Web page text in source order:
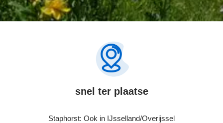
snel ter plaatse
Staphorst: Ook in IJsselland/Overijssel